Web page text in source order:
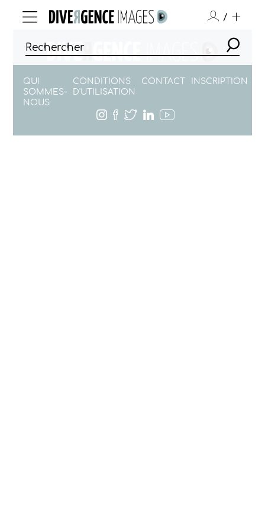
/
QUI
SOMMES-
NOUS
CONDITIONS
D'UTILISATION
CONTACT INSCRIPTION